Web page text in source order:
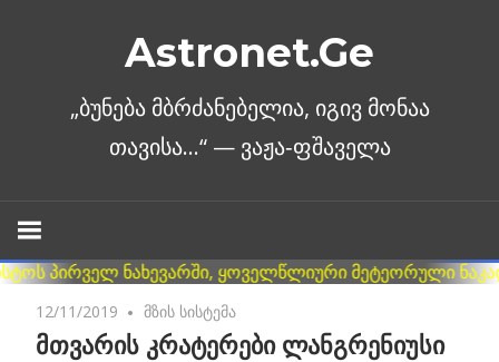
Astronet.Ge
12/11/2019 No comments
მზის სისტემა
მთვარის კრატერები ლანგრენიუსი